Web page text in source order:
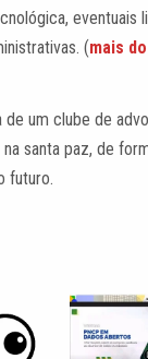
(mais
um clube de
santa paz, de
futuro.